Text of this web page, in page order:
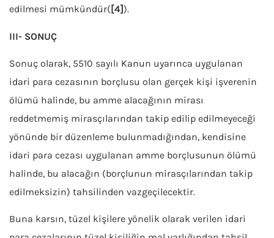
edilmesi mümkündür( [4]).
III- SONUÇ
Sonuç olarak, 5510 sayılı Kanun uyarınca uygulanan
idari para cezasının borçlusu olan gerçek kişi işverenin
ölümü halinde, bu amme alacağının mirası
reddetmemiş mirasçılarından takip edilip edilmeyeceği
yönünde bir düzenleme bulunmadığından, kendisine
idari para cezası uygulanan amme borçlusunun ölümü
halinde, bu alacağın (borçlunun mirasçılarından takip
edilmeksizin) tahsilinden vazgeçilecektir.
Buna karsın, tüzel kişilere yönelik olarak verilen idari